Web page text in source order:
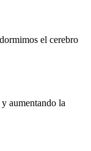
el cerebro
aumentando la